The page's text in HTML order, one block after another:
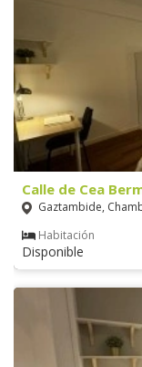
Calle de Cea
Gaztambide,
Habitación
Disponible